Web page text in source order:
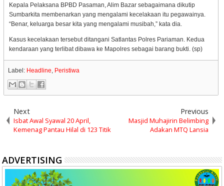
Kepala Pelaksana BPBD Pasaman, Alim Bazar sebagaimana dikutip
Sumbarkita membenarkan yang mengalami kecelakaan itu pegawainya.
“Benar, keluarga besar kita yang mengalami musibah,” kata dia.
Kasus kecelakaan tersebut ditangani Satlantas Polres Pariaman. Kedua
kendaraan yang terlibat dibawa ke Mapolres sebagai barang bukti. (sp)
Label: Headline, Peristiwa
Next
Isbat Awal Syawal 20 April,
Kemenag Pantau Hilal di 123 Titik
Previous
Masjid Muhajirin Belimbing
Adakan MTQ Lansia
ADVERTISING